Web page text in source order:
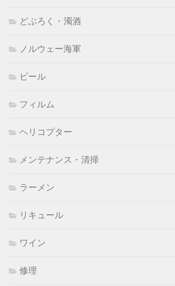
どぶろく・濁酒
ノルウェー海軍
ビール
フィルム
ヘリコプター
メンテナンス・清掃
ラーメン
リキュール
ワイン
修理